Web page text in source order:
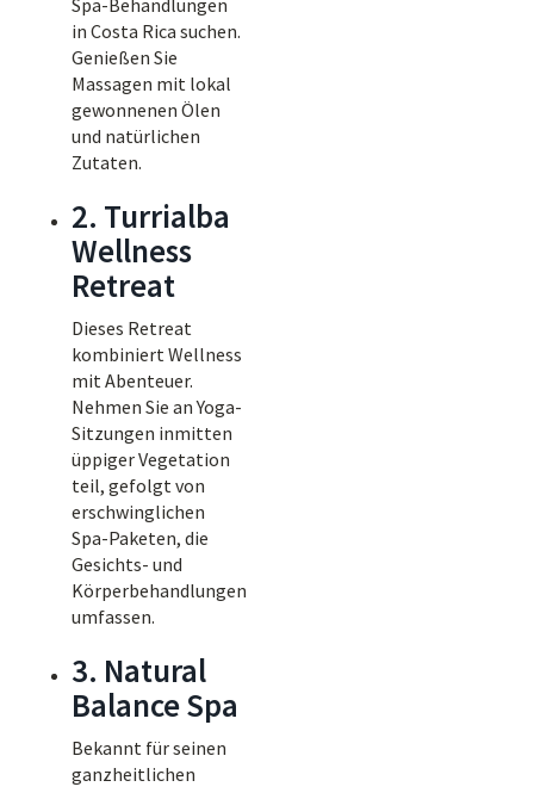
Spa-Behandlungen
in Costa Rica suchen.
Genießen Sie
Massagen mit lokal
gewonnenen Ölen
und natürlichen
Zutaten.
2. Turrialba
Wellness
Retreat
Dieses Retreat
kombiniert Wellness
mit Abenteuer.
Nehmen Sie an Yoga-
Sitzungen inmitten
üppiger Vegetation
teil, gefolgt von
erschwinglichen
Spa-Paketen, die
Gesichts- und
Körperbehandlungen
umfassen.
3. Natural
Balance Spa
Bekannt für seinen
ganzheitlichen